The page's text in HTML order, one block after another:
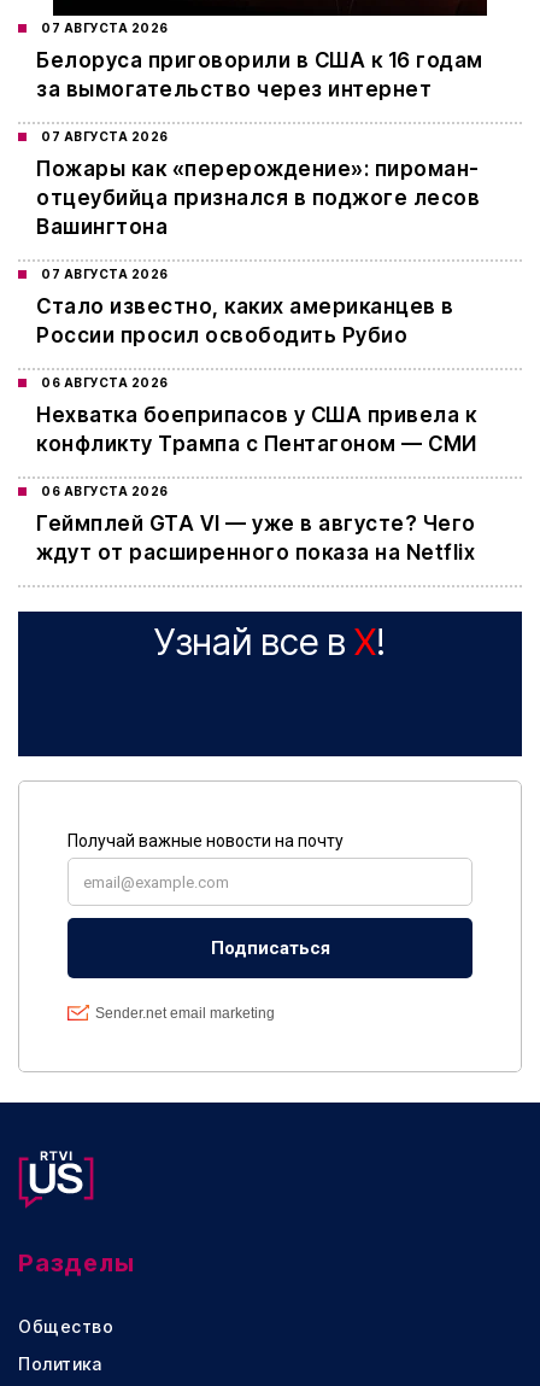
07 АВГУСТА 2026
Белоруса приговорили в США к 16 годам
за вымогательство через интернет
07 АВГУСТА 2026
Пожары как «перерождение»: пироман-
отцеубийца признался в поджоге лесов
Вашингтона
07 АВГУСТА 2026
Стало известно, каких американцев в
России просил освободить Рубио
06 АВГУСТА 2026
Нехватка боеприпасов у США привела к
конфликту Трампа с Пентагоном — СМИ
06 АВГУСТА 2026
Геймплей GTA VI — уже в августе? Чего
ждут от расширенного показа на Netflix
Узнай все в X!
Разделы
Общество
Политика